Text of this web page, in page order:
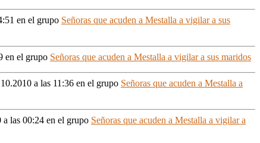
en el grupo Señoras que acuden a Mestalla a vigilar a sus
en el grupo Señoras que acuden a Mestalla a vigilar a sus maridos
a las 11:36 en el grupo Señoras que acuden a Mestalla a
a las 00:24 en el grupo Señoras que acuden a Mestalla a vigilar a